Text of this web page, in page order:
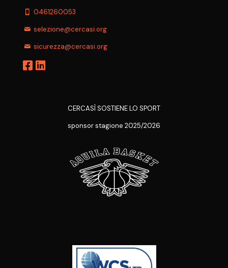
0461260053
selezione@cercasi.org
sicurezza@cercasi.org
CERCASÌ SOSTIENE LO SPORT
sponsor stagione 2025/2026